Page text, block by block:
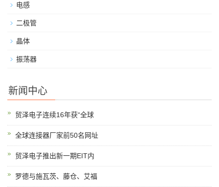
电感
二极管
晶体
振荡器
新闻中心
贸泽电子连续16年获“全球
全球连接器厂家前50名网址
贸泽电子推出新一期EIT内
罗德与施瓦茨、藤仓、艾福